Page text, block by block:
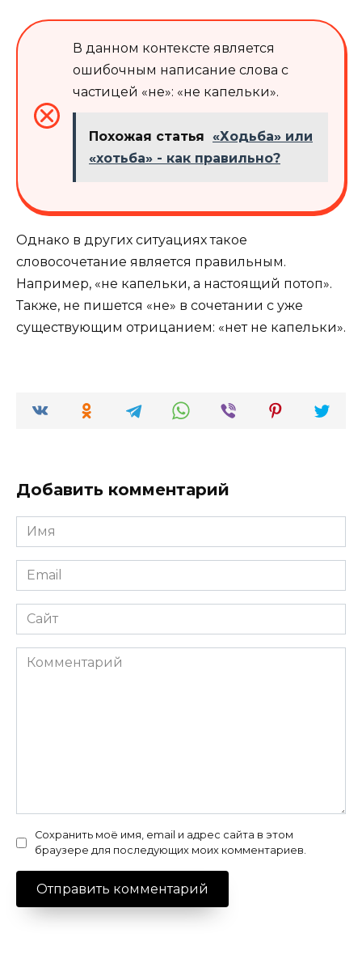
В данном контексте является
ошибочным написание слова с
частицей «не»: «не капельки».
Похожая статья
«Ходьба» или
«хотьба» - как правильно?
Однако в других ситуациях такое
словосочетание является правильным.
Например, «не капельки, а настоящий потоп».
Также, не пишется «не» в сочетании с уже
существующим отрицанием: «нет не капельки».
Добавить комментарий
Имя
*
Email
*
Сайт
Комментарий
Сохранить моё имя, email и адрес сайта в этом
браузере для последующих моих комментариев.